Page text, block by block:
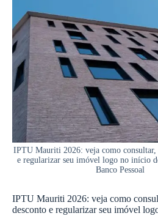
IPTU Mauriti 2026: veja como consultar,
e regularizar seu imóvel logo no início
Banco Pessoal
IPTU Mauriti 2026: veja como
desconto e regularizar seu imóvel